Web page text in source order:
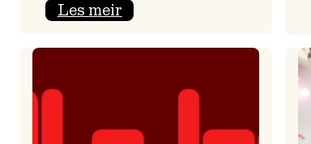
Les meir:
frå